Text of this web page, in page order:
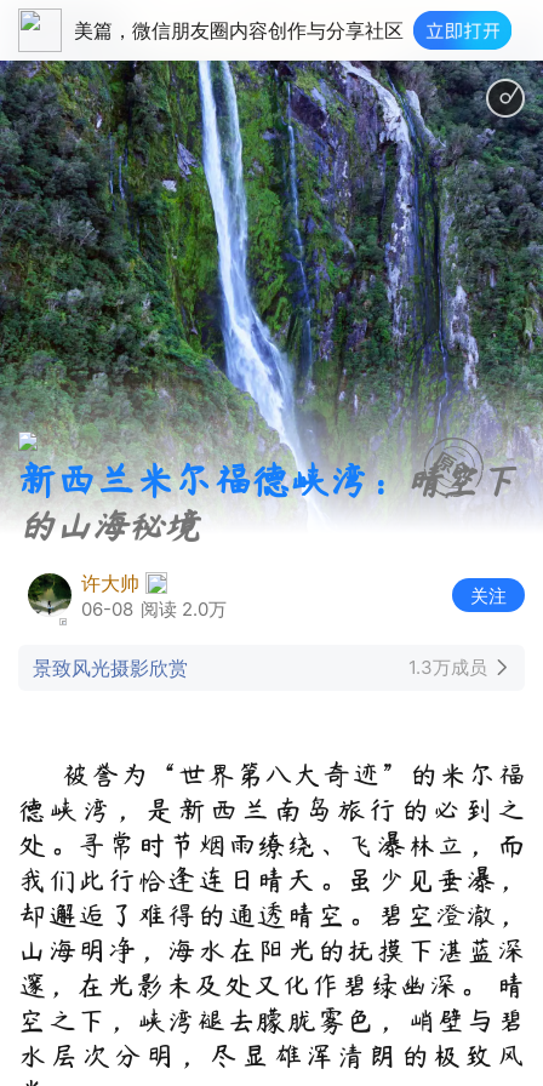
美篇，微信朋友圈内容创作与分享社区
新西兰米尔福德峡湾：晴空下
的山海秘境
许大帅
06-08 阅读 2.0万
关注
景致风光摄影欣赏 1.3万成员
被誉为“世界第八大奇迹”的米尔福
德峡湾，是新西兰南岛旅行的必到之
处。寻常时节烟雨缭绕、飞瀑林立，而
我们此行恰逢连日晴天。虽少见垂瀑，
却邂逅了难得的通透晴空。碧空澄澈，
山海明净，海水在阳光的抚摸下湛蓝深
邃，在光影未及处又化作碧绿幽深。 晴
空之下，峡湾褪去朦胧雾色，峭壁与碧
水层次分明，尽显雄浑清朗的极致风
水边的阿狄丽娜